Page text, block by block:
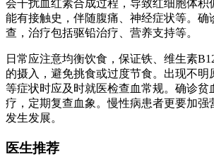
会干扰血红素合成过程，导致红细胞体积
能有接触史，伴随腹痛、神经症状等。确
查，治疗包括驱铅治疗、营养支持等。
日常应注意均衡饮食，保证铁、维生素
的摄入，避免挑食或过度节食。出现不明
等症状时应及时就医检查血常规。确诊贫
疗，定期复查血象。慢性病患者更要加强
发生发展。
医生推荐